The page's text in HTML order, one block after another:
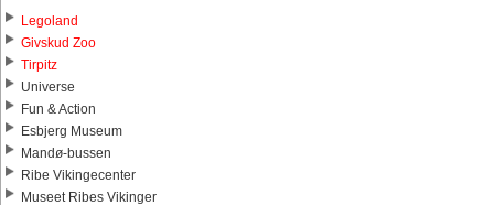
Legoland
Givskud Zoo
Tirpitz
Universe
Fun & Action
Esbjerg Museum
Mandø-bussen
Ribe Vikingecenter
Museet Ribes Vikinger